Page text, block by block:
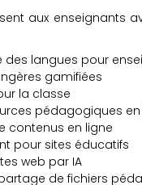
aux
langues pour
gamifiées
la classe
pédagogiques en
contenus en ligne
pour sites éducatifs
web par IA
de fichiers